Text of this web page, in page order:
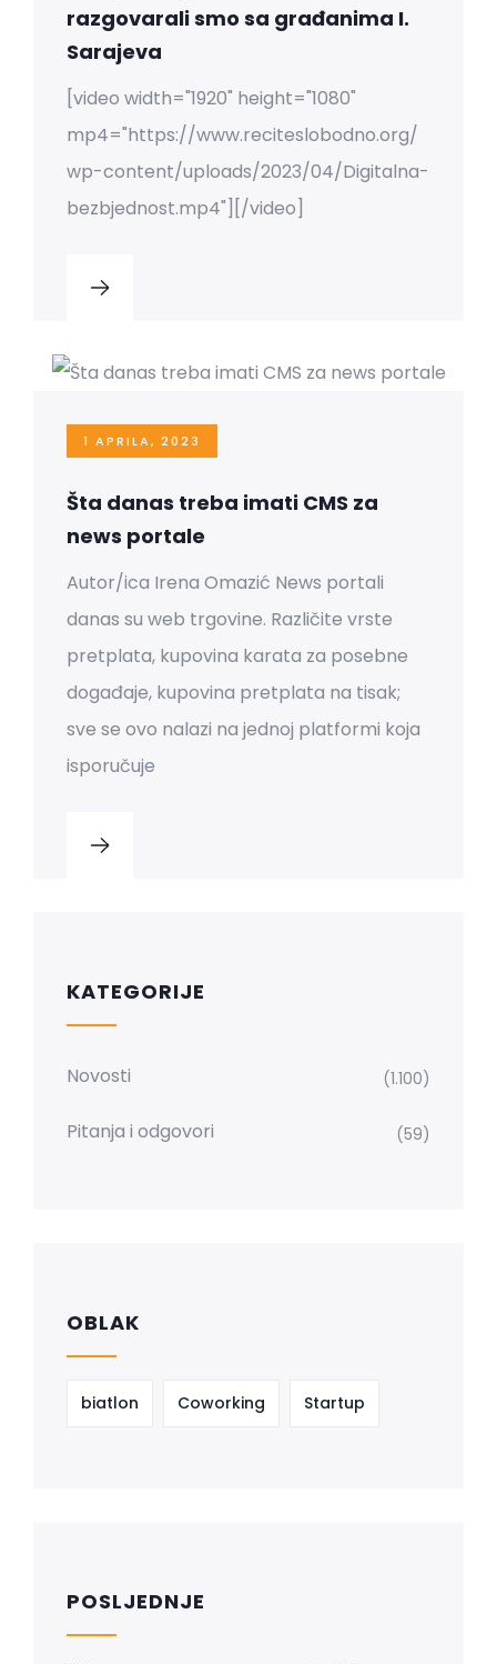
razgovarali smo sa građanima I.
Sarajeva
[video width="1920" height="1080"
mp4="https://www.reciteslobodno.org/
wp-content/uploads/2023/04/Digitalna-
bezbjednost.mp4"][/video]
1 APRILA, 2023
Šta danas treba imati CMS za
news portale
Autor/ica Irena Omazić News portali
danas su web trgovine. Različite vrste
pretplata, kupovina karata za posebne
događaje, kupovina pretplata na tisak;
sve se ovo nalazi na jednoj platformi koja
isporučuje
KATEGORIJE
Novosti (1.100)
Pitanja i odgovori (59)
OBLAK
biatlon Coworking Startup
POSLJEDNJE